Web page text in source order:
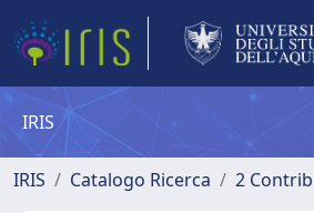
IRIS
IRIS Catalogo Ricerca 2